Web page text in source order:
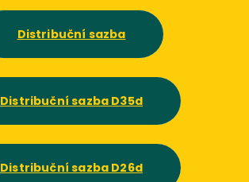
Distribuční sazba
Distribuční sazba D35d
Distribuční sazba D26d